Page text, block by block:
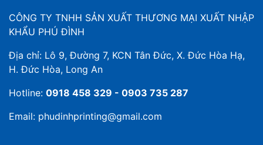
CÔNG TY TNHH SẢN XUẤT THƯƠNG MẠI XUẤT NHẬP
KHẨU PHÚ ĐÌNH
Địa chỉ: Lô 9, Đường 7, KCN Tân Đức, X. Đức Hòa Hạ,
H. Đức Hòa, Long An
Hotline: 0918 458 329 - 0903 735 287
Email: phudinhprinting@gmail.com